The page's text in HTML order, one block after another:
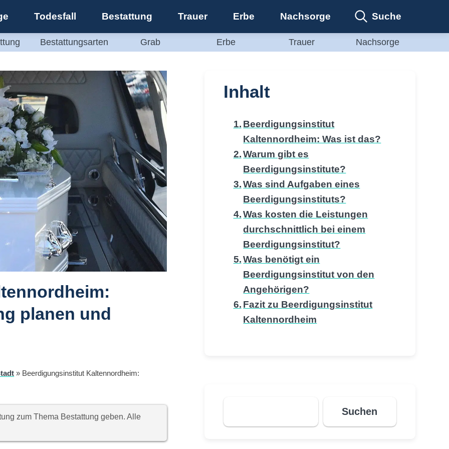
Todesfall Bestattung Trauer Erbe Nachsorge Suche
Bestattungsarten Grab Erbe Trauer Nachsorge
planen und
» Beerdigungsinstitut Kaltennordheim:
zum Thema Bestattung geben. Alle
Inhalt
Beerdigungsinstitut
Kaltennordheim: Was ist das?
Warum gibt es
Beerdigungsinstitute?
Was sind Aufgaben eines
Beerdigungsinstituts?
Was kosten die Leistungen
durchschnittlich bei einem
Beerdigungsinstitut?
Was benötigt ein
Beerdigungsinstitut von den
Angehörigen?
Fazit zu Beerdigungsinstitut
Kaltennordheim
Suchen
Suchen